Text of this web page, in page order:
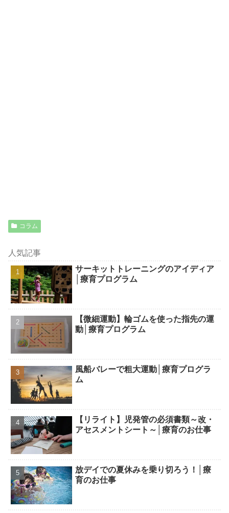
コラム
人気記事
サーキットトレーニングのアイディア
│療育プログラム
【微細運動】輪ゴムを使った指先の運
動│療育プログラム
風船バレーで粗大運動│療育プログラ
ム
【リライト】児発管の必須書類～改・
アセスメントシート～│療育のお仕事
放デイでの夏休みを乗り切ろう！│療
育のお仕事